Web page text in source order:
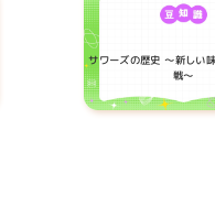
サワーズの歴史 ～新しい
戦～